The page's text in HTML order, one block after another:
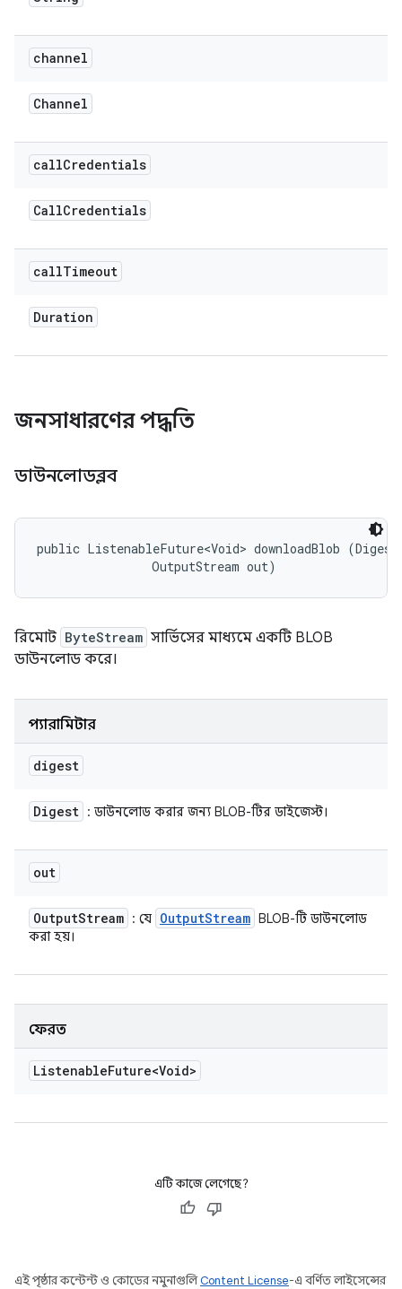
channel
Channel
callCredentials
CallCredentials
callTimeout
Duration
জনসাধারণের পদ্ধতি
ডাউনলোডব্লব
public ListenableFuture<Void> downloadBlob
                OutputStream out)
রিমোট ByteStream সার্ভিসের মাধ্যমে একটি BLOB
ডাউনলোড করে।
প্যারামিটার
digest
Digest : ডাউনলোড করার জন্য BLOB-টির ডাইজেস্ট।
out
OutputStream : যে OutputStream BLOB-টি ডাউনলোড
করা হয়।
ফেরত
ListenableFuture<Void>
এটি কাজে লেগেছে?
এই পৃষ্ঠার কন্টেন্ট ও কোডের নমুনাগুলিContent License-এ বর্ণিত লাইসেন্সের